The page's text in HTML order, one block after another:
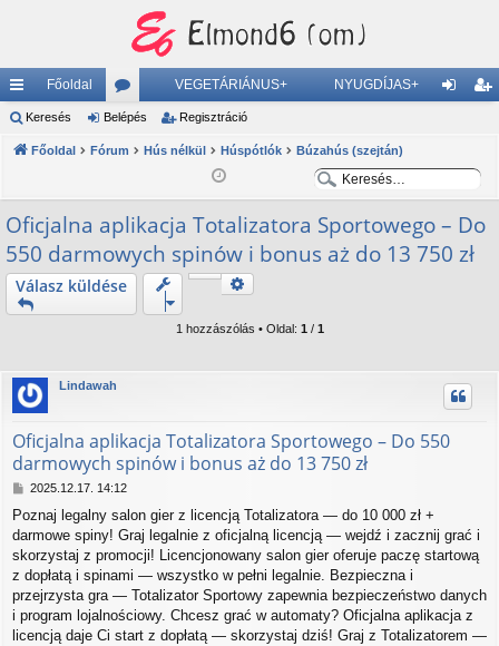
yo
rs
ke
k
Főoldal
ór
u
ok
VEGETÁRIÁNUS+ NYUGDÍJAS+
ác
Keresés Belépés Regisztráció
Főoldal Fórum Hús nélkül Húspótlók
Búzahús (szejtán)
e
r
e
s
e
r
e
Oficjalna aplikacja Totalizatora Sportowego – Do
550 darmowych spinów i bonus aż do 13 750 zł
Válasz küldése Keresés
Részletes keresés
1 hozzászólás • Oldal: 1 / 1
Lindawah
Oficjalna aplikacja Totalizatora Sportowego – Do 550
darmowych spinów i bonus aż do 13 750 zł
H
z
z
á
s
ó
l
á
2025.12.17. 14:12
Poznaj legalny salon gier z licencją Totalizatora — do 10 000 zł +
darmowe spiny! Graj legalnie z oficjalną licencją — wejdź i zacznij grać i
skorzystaj z promocji! Licencjonowany salon gier oferuje paczę startową
z dopłatą i spinami — wszystko w pełni legalnie. Bezpieczna i
przejrzysta gra — Totalizator Sportowy zapewnia bezpieczeństwo danych
i program lojalnościowy. Chcesz grać w automaty? Oficjalna aplikacja z
licencją daje Ci start z dopłatą — skorzystaj dziś! Graj z Totalizatorem —